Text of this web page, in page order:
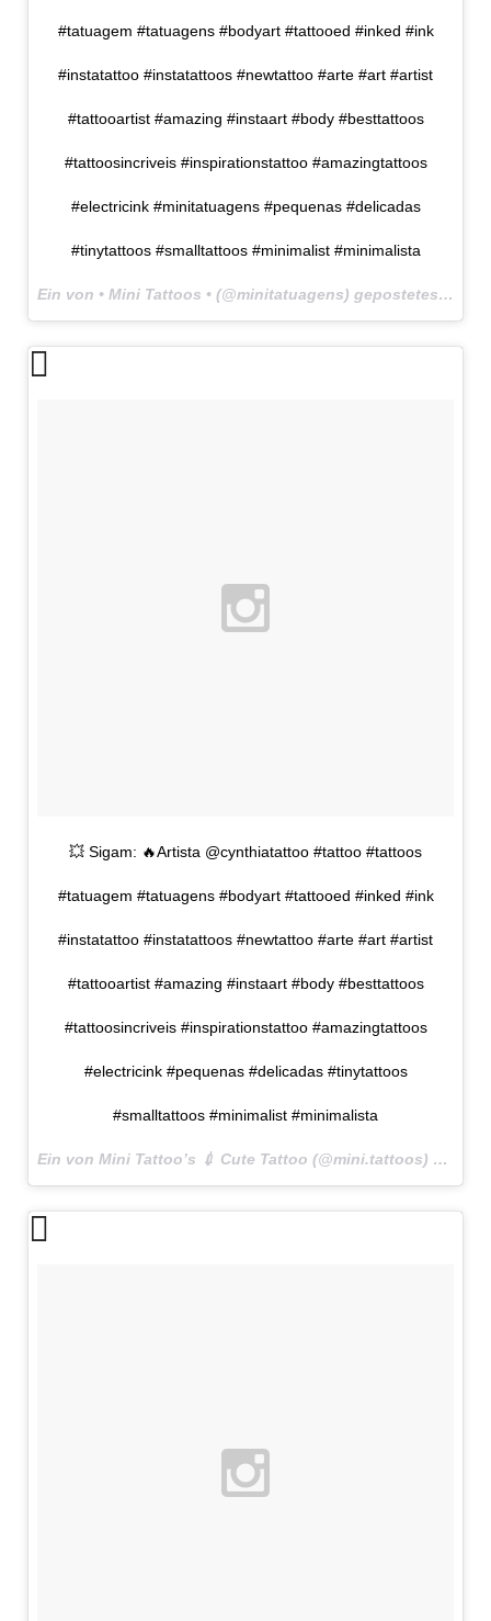
#tatuagem #tatuagens #bodyart #tattooed #inked #ink
#instatattoo #instatattoos #newtattoo #arte #art #artist
#tattooartist #amazing #instaart #body #besttattoos
#tattoosincriveis #inspirationstattoo #amazingtattoos
#electricink #minitatuagens #pequenas #delicadas
#tinytattoos #smalltattoos #minimalist #minimalista
Ein von • Mini Tattoos • (@minitatuagens) gepostetes Foto am
💥 Sigam: 🔥Artista @cynthiatattoo #tattoo #tattoos
#tatuagem #tatuagens #bodyart #tattooed #inked #ink
#instatattoo #instatattoos #newtattoo #arte #art #artist
#tattooartist #amazing #instaart #body #besttattoos
#tattoosincriveis #inspirationstattoo #amazingtattoos
#electricink #pequenas #delicadas #tinytattoos
#smalltattoos #minimalist #minimalista
Ein von Mini Tattoo’s 💉 Cute Tattoo (@mini.tattoos) gepostetes Foto am